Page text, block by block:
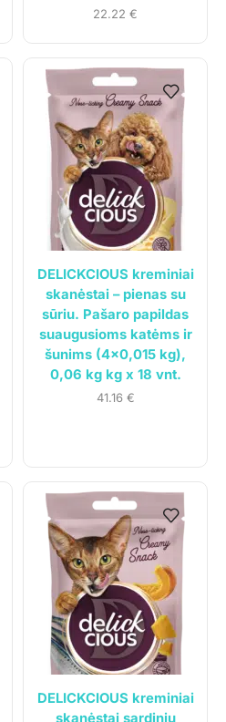
22.22 €
DELICKCIOUS kreminiai
skanėstai – pienas su
sūriu. Pašaro papildas
suaugusioms katėms ir
šunims (4×0,015 kg),
0,06 kg kg x 18 vnt.
41.16 €
DELICKCIOUS kreminiai
skanėstai sardinių